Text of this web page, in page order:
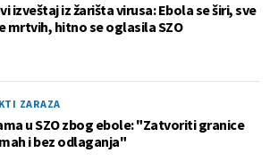
izveštaj iz žarišta virusa: Ebola se širi, sve
mrtvih, hitno se oglasila SZO
ZARAZA
u SZO zbog ebole: "Zatvoriti granice
i bez odlaganja"